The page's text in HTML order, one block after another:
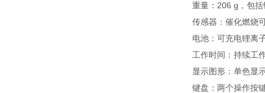
重量：206 g，包
传感器：催化燃烧
电池：可充电锂离
工作时间：持续工
显示图形：单色显
键盘：两个操作按